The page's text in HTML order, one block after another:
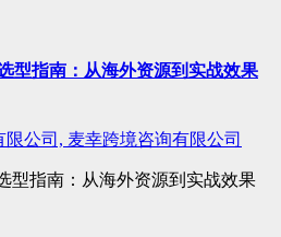
型指南：从海外资源到实战效果
公司, 麦幸跨境咨询有限公司
型指南：从海外资源到实战效果